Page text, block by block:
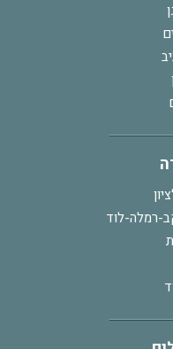
רמלה-לוד